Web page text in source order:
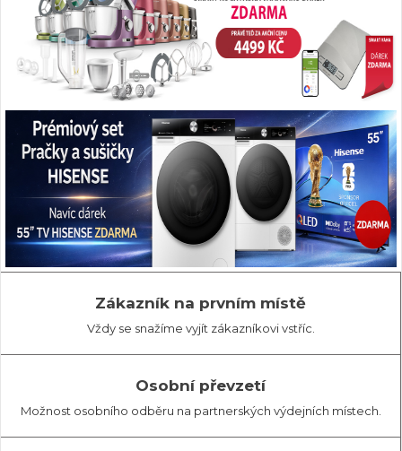
Zákazník na prvním místě
Vždy se snažíme vyjít zákazníkovi vstříc.
Osobní převzetí
Možnost osobního odběru na partnerských výdejních místech.